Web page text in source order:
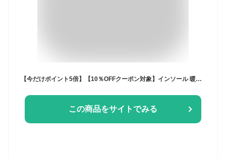
【今だけポイント5倍】【10％OFFクーポン対象】インソール 暖かい 天然羊毛100% ウールインソール カップタイプ 日本製 足元あたたか もこもこ あったか スノーブーツ ムートン 防寒 中敷き かかと 衝撃吸収 消臭 ニオイ対策 底冷え 冷え性 末端冷え性 寒い 冬
この商品をサイトでみる